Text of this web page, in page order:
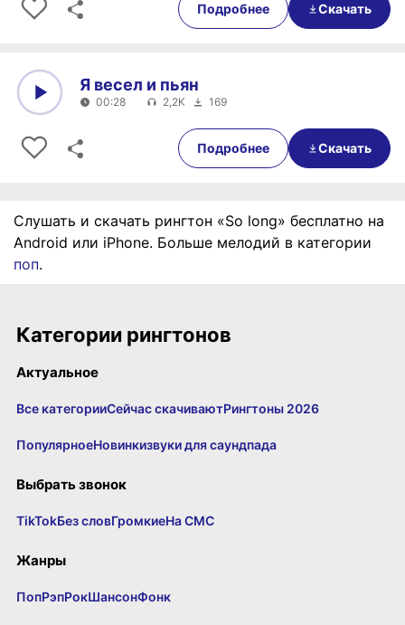
Подробнее Скачать
00:28
Я весел и пьян
00:28 2,2K 169
Подробнее Скачать
Слушать и скачать рингтон «So long» бесплатно на
Android или iPhone. Больше мелодий в категории
поп.
Категории рингтонов
Актуальное
Все категорииСейчас скачиваютРингтоны 2026
ПопулярноеНовинкизвуки для саундпада
Выбрать звонок
TikTokБез словГромкиеНа СМС
Жанры
ПопРэпРокШансонФонк